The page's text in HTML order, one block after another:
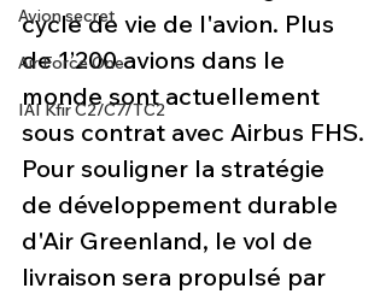
Avion secret
Air Force One
IAI Kfir C2/C7/TC2
cycle de vie de l'avion. Plus
de 1’200 avions dans le
monde sont actuellement
sous contrat avec Airbus FHS.
Pour souligner la stratégie
de développement durable
d'Air Greenland, le vol de
livraison sera propulsé par